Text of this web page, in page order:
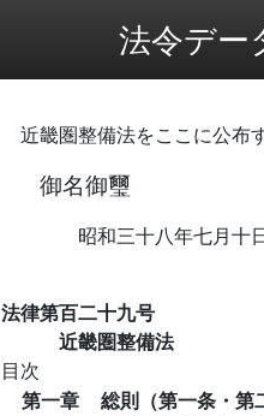
法令デー
近畿圏整備法をここに公布す
御名御璽
昭和三十八年七月十
法律第百二十九号
近畿圏整備法
目次
第一章
総則（第一条・第